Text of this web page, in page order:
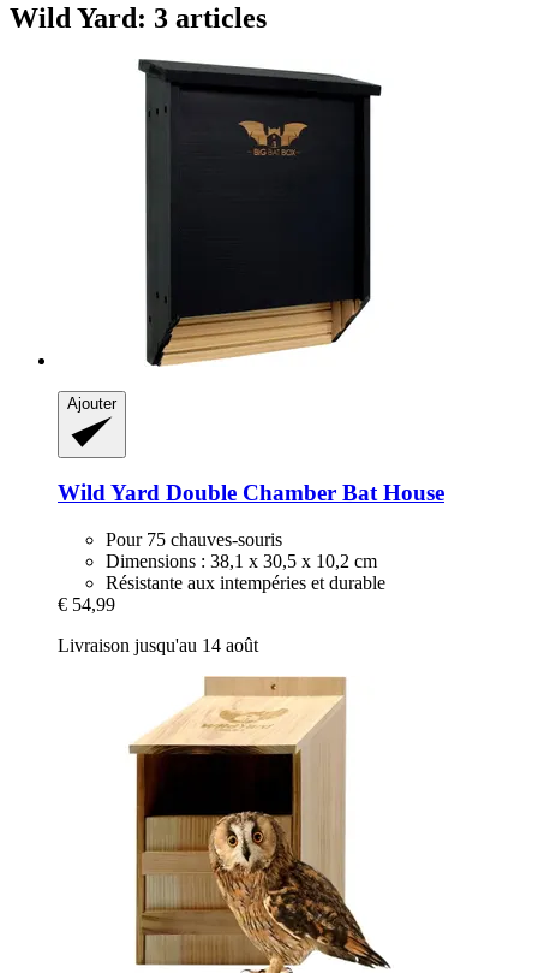
Wild Yard: 3 articles
Ajouter
Wild Yard Double Chamber Bat House
Pour 75 chauves-souris
Dimensions : 38,1 x 30,5 x 10,2 cm
Résistante aux intempéries et durable
€ 54,99
Livraison jusqu'au 14 août